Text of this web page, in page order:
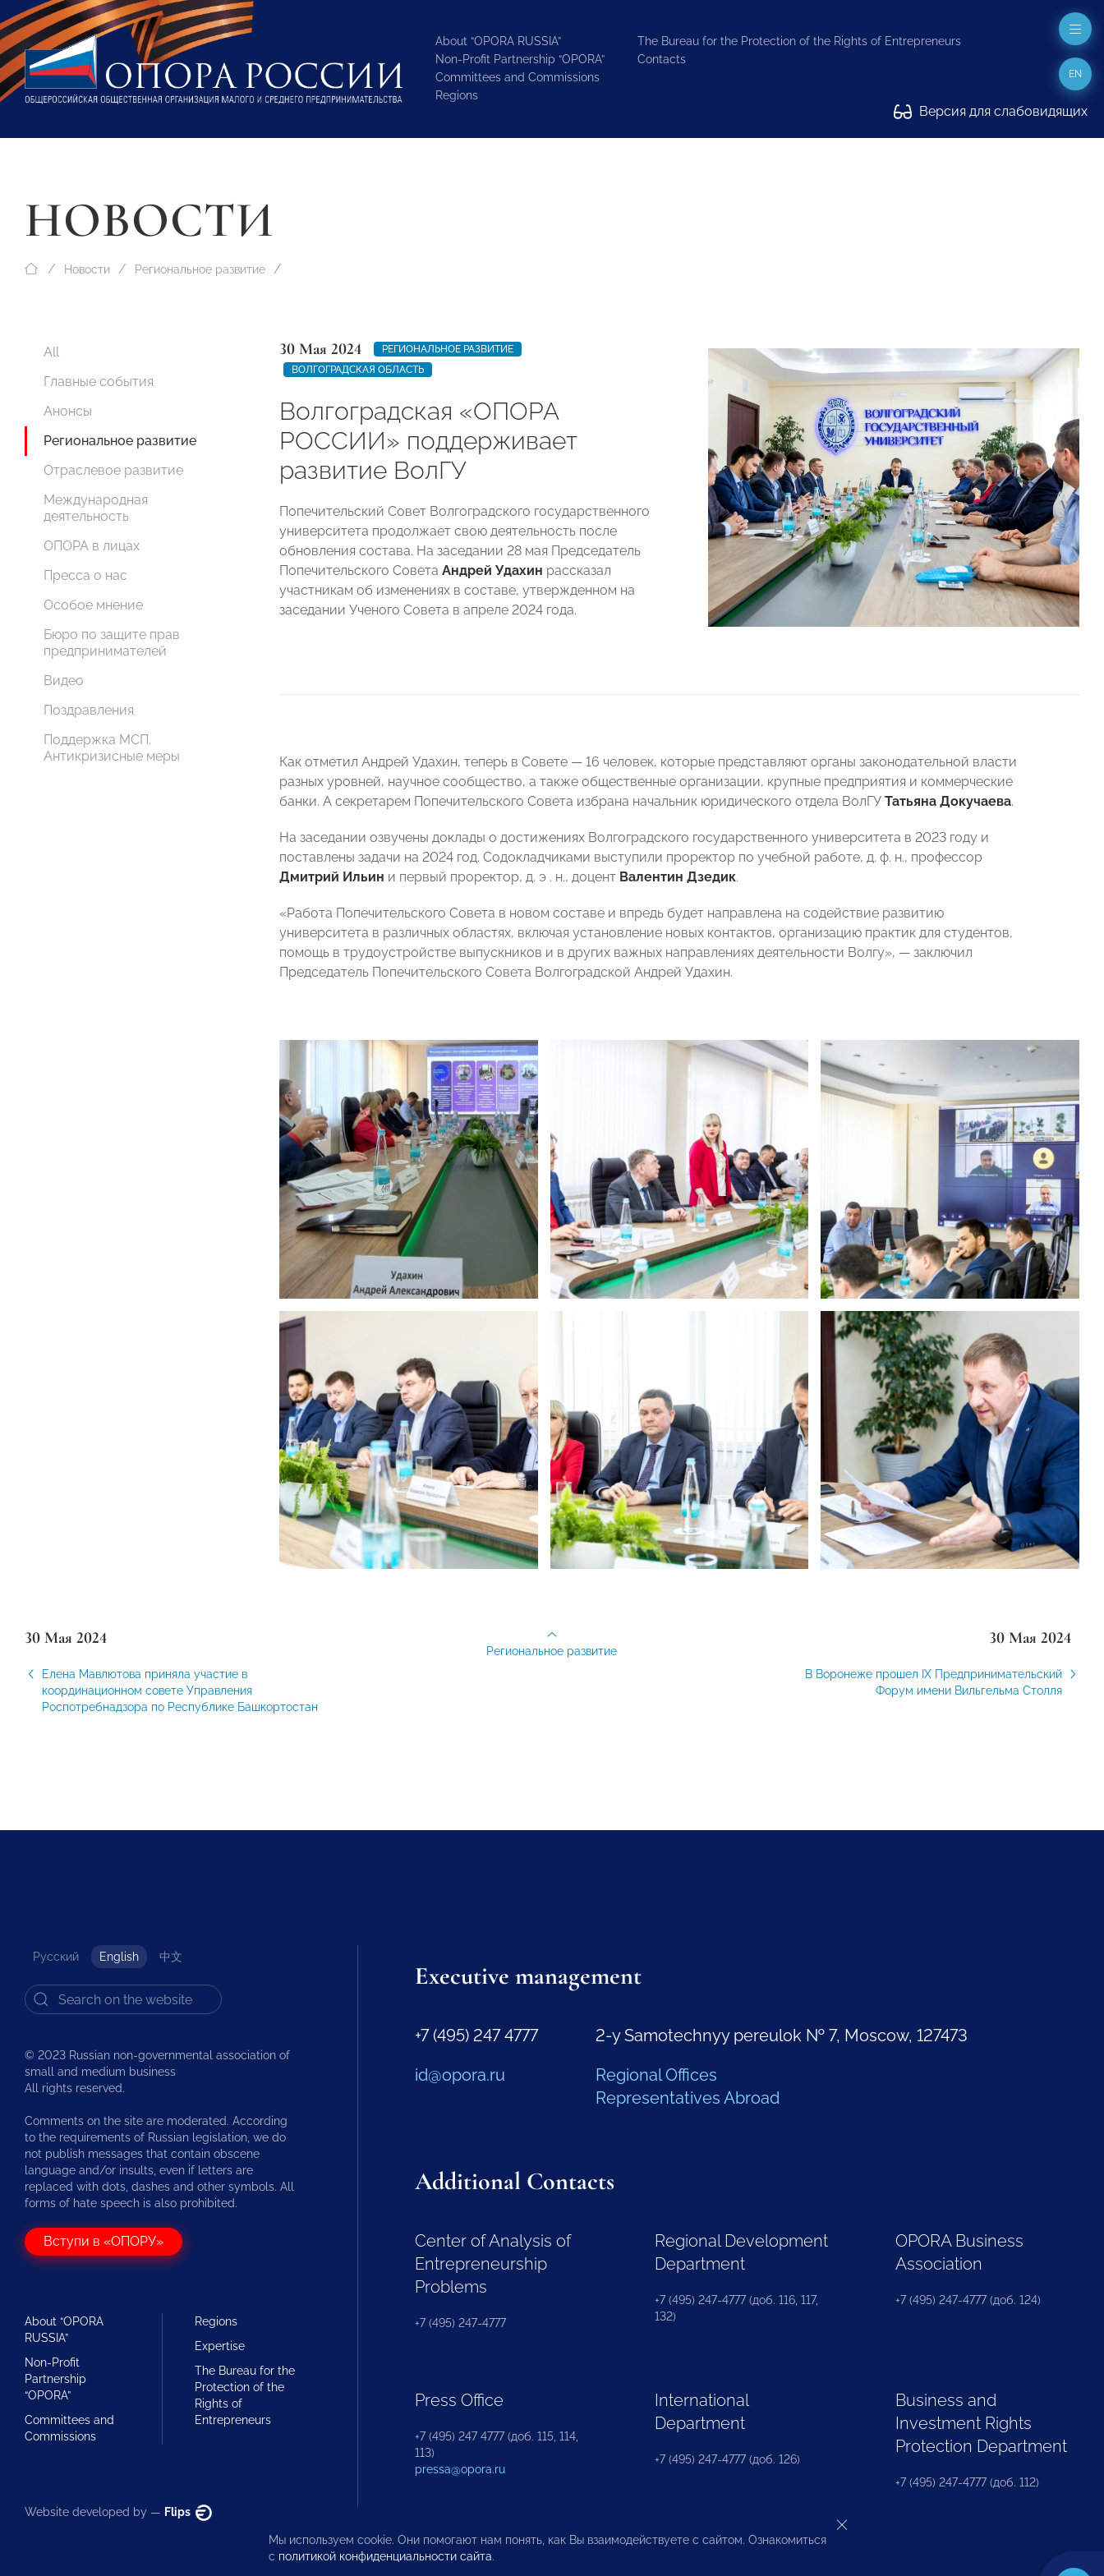
About “OPORA RUSSIA”
Non-Profit Partnership “OPORA”
Committees and Commissions
Regions
The Bureau for the Protection of the Rights of Entrepreneurs
Contacts
Версия для слабовидящих
EN
НОВОСТИ
Новости Региональное развитие
All
Главные события
Анонсы
Региональное развитие
Отраслевое развитие
Международная
деятельность
ОПОРА в лицах
Пресса о нас
Особое мнение
Бюро по защите прав
предпринимателей
Видео
Поздравления
Поддержка МСП.
Антикризисные меры
30 Мая 2024
РЕГИОНАЛЬНОЕ РАЗВИТИЕ
ВОЛГОГРАДСКАЯ ОБЛАСТЬ
Волгоградская «ОПОРА
РОССИИ» поддерживает
развитие ВолГУ
Попечительский Совет Волгоградского государственного
университета продолжает свою деятельность после
обновления состава. На заседании 28 мая Председатель
Попечительского Совета Андрей Удахин рассказал
участникам об изменениях в составе, утвержденном на
заседании Ученого Совета в апреле 2024 года.
Как отметил Андрей Удахин, теперь в Совете — 16 человек, которые представляют органы законодательной власти
разных уровней, научное сообщество, а также общественные организации, крупные предприятия и коммерческие
банки. А секретарем Попечительского Совета избрана начальник юридического отдела ВолГУ Татьяна Докучаева.
На заседании озвучены доклады о достижениях Волгоградского государственного университета в 2023 году и
поставлены задачи на 2024 год. Содокладчиками выступили проректор по учебной работе, д. ф. н., профессор
Дмитрий Ильин и первый проректор, д. э . н., доцент Валентин Дзедик.
«Работа Попечительского Совета в новом составе и впредь будет направлена на содействие развитию
университета в различных областях, включая установление новых контактов, организацию практик для студентов,
помощь в трудоустройстве выпускников и в других важных направлениях деятельности Волгу», — заключил
Председатель Попечительского Совета Волгоградской Андрей Удахин.
30 Мая 2024
Елена Мавлютова приняла участие в
координационном совете Управления
Роспотребнадзора по Республике Башкортостан
30 Мая 2024
В Воронеже прошел IX Предпринимательский
Форум имени Вильгельма Столля
Региональное развитие
Русский English 中文
© 2023 Russian non-governmental association of
small and medium business
All rights reserved.
Comments on the site are moderated. According
to the requirements of Russian legislation, we do
not publish messages that contain obscene
language and/or insults, even if letters are
replaced with dots, dashes and other symbols. All
forms of hate speech is also prohibited.
Вступи в «ОПОРУ»
About “OPORA
RUSSIA”
Non-Profit
Partnership
“OPORA”
Committees and
Commissions
Regions
Expertise
The Bureau for the
Protection of the
Rights of
Entrepreneurs
Website developed by — Flips
Executive management
+7 (495) 247 4777
id@opora.ru
2-y Samotechnyy pereulok № 7, Moscow, 127473
Regional Offices
Representatives Abroad
Additional Contacts
Center of Analysis of
Entrepreneurship
Problems
+7 (495) 247-4777
Regional Development
Department
+7 (495) 247-4777 (доб. 116, 117,
132)
OPORA Business
Association
+7 (495) 247-4777 (доб. 124)
Press Office
+7 (495) 247 4777 (доб. 115, 114,
113)
pressa@opora.ru
International
Department
+7 (495) 247-4777 (доб. 126)
Business and
Investment Rights
Protection Department
+7 (495) 247-4777 (доб. 112)
Мы используем cookie. Они помогают нам понять, как Вы взаимодействуете с сайтом. Ознакомиться
с политикой конфиденциальности сайта.